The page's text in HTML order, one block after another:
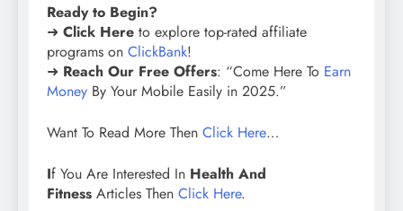
Ready to Begin?
➜ Click Here to explore top-rated affiliate
programs on ClickBank!
➜ Reach Our Free Offers: “Come Here To Earn
Money By Your Mobile Easily in 2025.”
Want To Read More Then Click Here…
If You Are Interested In Health And
Fitness Articles Then Click Here.